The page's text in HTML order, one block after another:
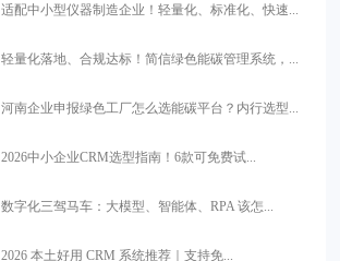
适配中小型仪器制造企业！轻量化、标准化、快速...
轻量化落地、合规达标！简信绿色能碳管理系统，...
河南企业申报绿色工厂怎么选能碳平台？内行选型...
2026中小企业CRM选型指南！6款可免费试...
数字化三驾马车：大模型、智能体、RPA 该怎...
2026 本土好用 CRM 系统推荐｜支持免...